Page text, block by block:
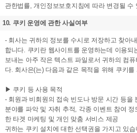
관한법률, 개인정보보호지침에 따라 변경될 수
10. 쿠키 운영에 관한 사실여부
- 회사는 귀하의 정보를 수시로 저장하고 찾아내
합니다. 쿠키란 웹사이트를 운영하는데 이용되
보내는 아주 작은 텍스트 파일로서 귀하의 컴
다. 회사은(는) 다음과 같은 목적을 위해 쿠키를
▶ 쿠키 등 사용 목적
- 회원과 비회원의 접속 빈도나 방문 시간 등을
분야를 파악 및 자취 추적, 각종 이벤트 참여
한 타겟 마케팅 및 개인 맞춤 서비스 제공
귀하는 쿠키 설치에 대한 선택권을 가지고 있